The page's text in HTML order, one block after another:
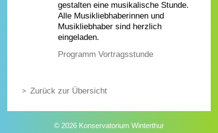
gestalten eine musikalische Stunde.
Alle Musikliebhaberinnen und
Musikliebhaber sind herzlich
eingeladen.
Programm Vortragsstunde
Zurück zur Übersicht
© 2026 Konservatorium Winterthur